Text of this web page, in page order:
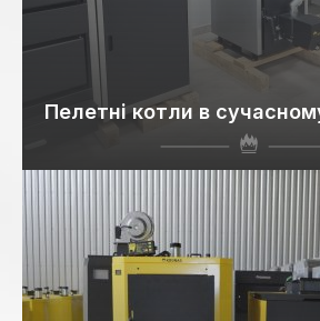
Пелетні котли в